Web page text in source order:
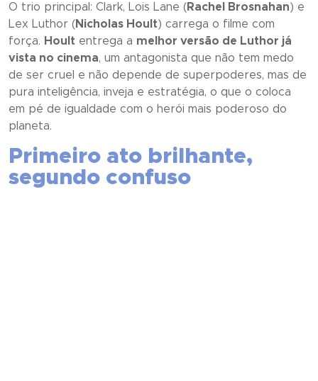
O trio principal: Clark, Lois Lane (Rachel Brosnahan) e
Lex Luthor (Nicholas Hoult) carrega o filme com
força. Hoult entrega a melhor versão de Luthor já
vista no cinema, um antagonista que não tem medo
de ser cruel e não depende de superpoderes, mas de
pura inteligência, inveja e estratégia, o que o coloca
em pé de igualdade com o herói mais poderoso do
planeta.
Primeiro ato brilhante,
segundo confuso